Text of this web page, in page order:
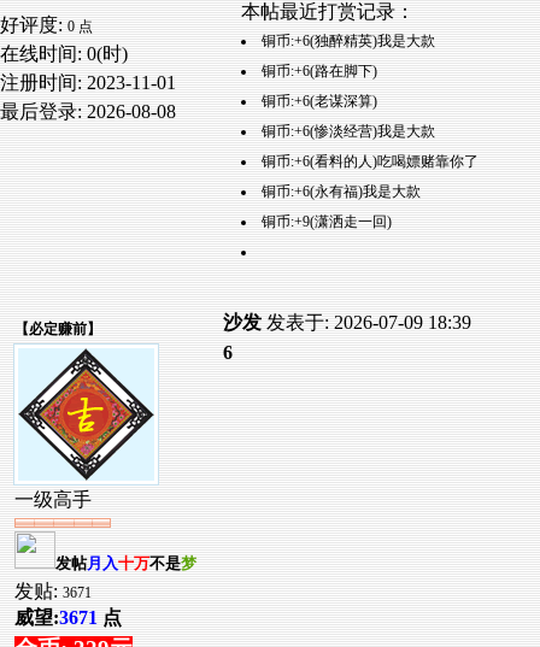
好评度: 0 点
在线时间: 0(时)
注册时间: 2023-11-01
最后登录: 2026-08-08
本帖最近打赏记录：
铜币:+6(独醉精英)我是大款
铜币:+6(路在脚下)
铜币:+6(老谋深算)
铜币:+6(惨淡经营)我是大款
铜币:+6(看料的人)吃喝嫖赌靠你了
铜币:+6(永有福)我是大款
铜币:+9(潇洒走一回)
【必定赚前】
一级高手
发帖月入十万不是梦
发贴: 3671
威望:3671 点
沙发 发表于: 2026-07-09 18:39
6